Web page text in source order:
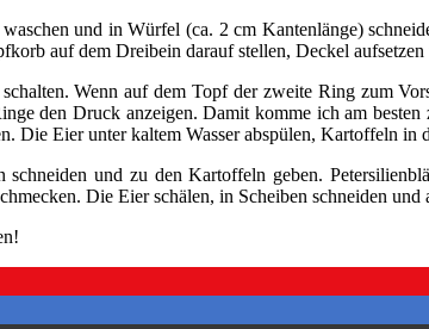
und in Würfel (ca. 2 cm Kantenlänge)
auf dem Dreibein darauf stellen, Deckel
Wenn auf dem Topf der zweite Ring zum
den Druck anzeigen. Damit komme ich am
Die Eier unter kaltem Wasser abspülen, Kartoffeln in
schneiden und zu den Kartoffeln geben.
Die Eier schälen, in Scheiben schneiden und